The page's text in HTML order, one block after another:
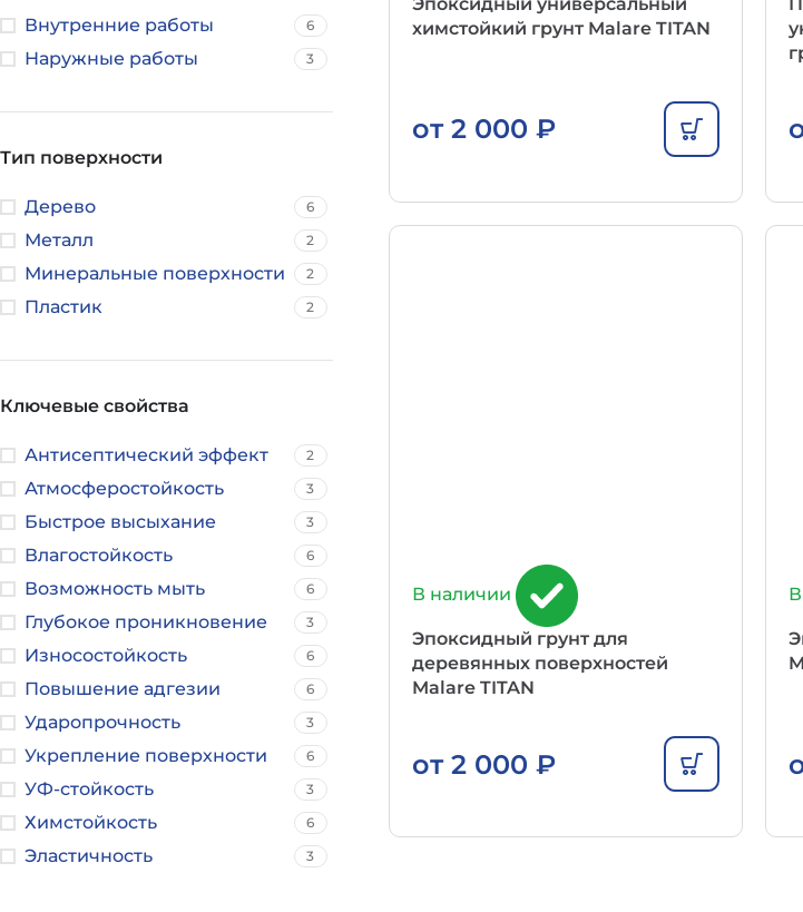
Внутренние работы 6
Наружные работы 3
Тип поверхности
Дерево 6
Металл 2
Минеральные поверхности 2
Пластик 2
Ключевые свойства
Антисептический эффект 2
Атмосферостойкость 3
Быстрое высыхание 3
Влагостойкость 6
Возможность мыть 6
Глубокое проникновение 3
Износостойкость 6
Повышение адгезии 6
Ударопрочность 3
Укрепление поверхности 6
УФ-стойкость 3
Химстойкость 6
Эластичность 3
химстойкий грунт Malare TITAN
от 2 000 ₽
В наличии
Эпоксидный грунт для
деревянных поверхностей
Malare TITAN
от 2 000 ₽